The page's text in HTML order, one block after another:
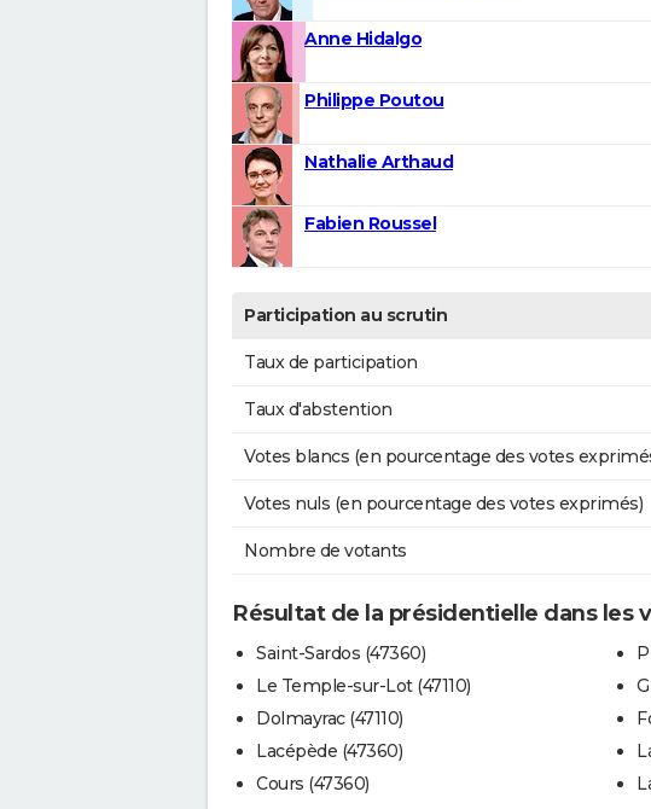
Anne Hidalgo
Philippe Poutou
Nathalie Arthaud
Fabien Roussel
Participation au scrutin
Taux de participation
Taux d'abstention
Votes blancs (en pourcentage des votes
Votes nuls (en pourcentage des votes exprimés)
Nombre de votants
Résultat de la présidentielle dans les
Saint-Sardos (47360)
Le Temple-sur-Lot (47110)
Dolmayrac (47110)
Lacépède (47360)
Cours (47360)